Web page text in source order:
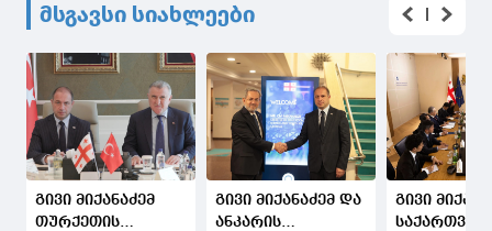
მსგავსი სიახლეები
გივი მიქანაძემ
თურქეთის
გივი მიქანაძემ და
ანკარის
გივი